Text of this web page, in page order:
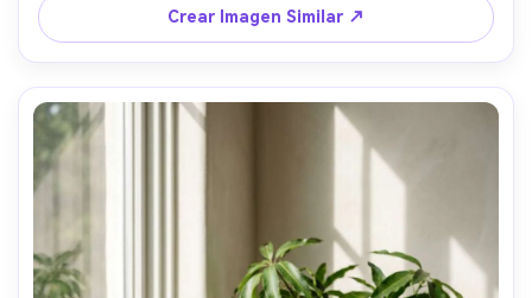
reflejos suaves --ar 4:5
Crear Imagen Similar ↗